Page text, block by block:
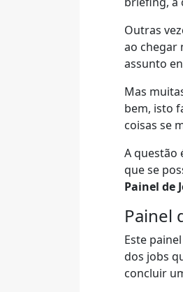
Outras
ao chegar
assunto
Mas
bem, isto
coisas se
A questão
que se
Painel de
Painel
Este
dos jobs
concluir